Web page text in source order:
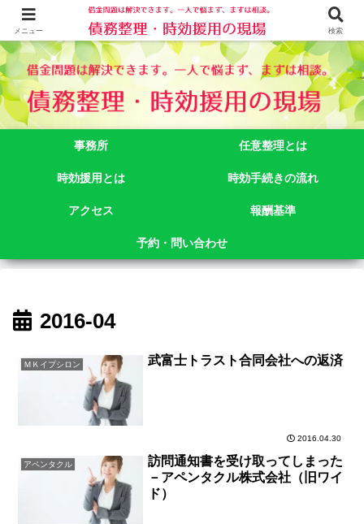
借金問題でお悩みなら司法書士法人御苑総合事務所にご相談下さい。 東京都
新宿区新宿二丁目５番１号アルテビル新宿４階 TEL:03-3356-3750
事務所 任意整理とは
時効援用とは 時効手続きの流れ
アクセス 報酬基準
予約・問い合わせ
2016-04
ＭＫイプシロン 武富士トラスト合同会社への返済
2016.04.30
アペンタクル
訪問通知書を受け取ってしまった
－アペンタクル株式会社（旧ワイ
ド）
メニュー 検索